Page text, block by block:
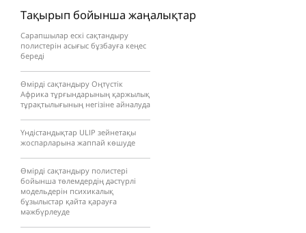
Тақырып бойынша жаңалықтар
Сарапшылар ескі сақтандыру
полистерін асығыс бұзбауға кеңес
береді
Өмірді сақтандыру Оңтүстік
Африка тұрғындарының қаржылық
тұрақтылығының негізіне айналуда
Үндістандықтар ULIP зейнетақы
жоспарларына жаппай көшуде
Өмірді сақтандыру полистері
бойынша төлемдердің дәстүрлі
модельдерін психикалық
бұзылыстар қайта қарауға
мәжбүрлеуде